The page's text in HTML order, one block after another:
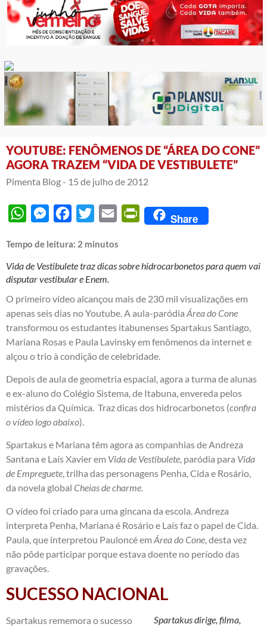
YOUTUBE: FENÔMENOS DE “ÁREA DO CONE”
AGORA TRAZEM “VIDA DE VESTIBULETE”
Pimenta Blog - 15 de julho de 2012
WhatsAppMessengerFacebook
Twitter Email PrintFriendly
Share
Tempo de leitura: 2 minutos
Vida de Vestibulete traz dicas sobre hidrocarbonetos para quem vai
disputar vestibular e Enem.
O primeiro vídeo alcançou mais de 230 mil visualizações em
apenas seis dias no Youtube. A aula-paródia Área do Cone
transformou os estudantes itabunenses Spartakus Santiago,
Mariana Rosas e Paula Lavinsky em fenômenos da internet e
alçou o trio à condição de celebridade.
Depois de aula de geometria espacial, agora a turma de alunas
e ex-aluno do Colégio Sistema, de Itabuna, envereda pelos
mistérios da Química. Traz dicas dos hidrocarbonetos (confira
o vídeo logo abaixo).
Spartakus e Mariana têm agora as companhias de Andreza
Santana e Laís Xavier em Vida de Vestibulete, paródia para Vida
de Empreguete, trilha das personagens Penha, Cida e Rosário,
da novela global Cheias de charme.
O vídeo foi criado para uma gincana da escola. Andreza
interpreta Penha, Mariana é Rosário e Laís faz o papel de Cida
Paula, que interpretou Pauloncé em Área do Cone , desta vez
não pôde participar porque estava doente no período das
gravações.
SUCESSO NACIONAL
Spartakus dirige, filma,
Spartakus rememora o sucesso